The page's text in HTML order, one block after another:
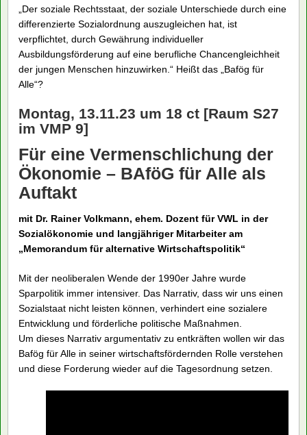
„Der soziale Rechtsstaat, der soziale Unterschiede durch eine
differenzierte Sozialordnung auszugleichen hat, ist
verpflichtet, durch Gewährung individueller
Ausbildungsförderung auf eine berufliche Chancengleichheit
der jungen Menschen hinzuwirken.“ Heißt das „Bafög für
Alle“?
Montag, 13.11.23 um 18 ct [Raum S27
im VMP 9]
Für eine Vermenschlichung der
Ökonomie – BAföG für Alle als
Auftakt
mit Dr. Rainer Volkmann, ehem. Dozent für VWL in der
Sozialökonomie und langjähriger Mitarbeiter am
„Memorandum für alternative Wirtschaftspolitik“
Mit der neoliberalen Wende der 1990er Jahre wurde
Sparpolitik immer intensiver. Das Narrativ, dass wir uns einen
Sozialstaat nicht leisten können, verhindert eine sozialere
Entwicklung und förderliche politische Maßnahmen.
Um dieses Narrativ argumentativ zu entkräften wollen wir das
Bafög für Alle in seiner wirtschaftsfördernden Rolle verstehen
und diese Forderung wieder auf die Tagesordnung setzen.